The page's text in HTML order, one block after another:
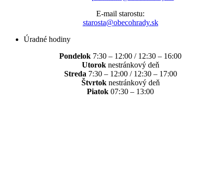
E-mail starostu:
starosta@obecohrady.sk
Úradné hodiny
Pondelok 7:30 – 12:00 / 12:30 – 16:00
Utoroknestránkový deň
Streda 7:30 – 12:00 / 12:30 – 17:00
Štvrtoknestránkový deň
Piatok 07:30 – 13:00